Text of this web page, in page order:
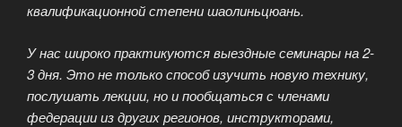
квалификационной степени шаолиньцюань.
У нас широко практикуются выездные семинары на 2-
3 дня. Это не только способ изучить новую технику,
послушать лекции, но и пообщаться с членами
федерации из других регионов, инструкторами,